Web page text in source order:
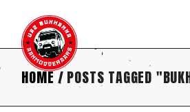
content
HOME POSTS TAGGED